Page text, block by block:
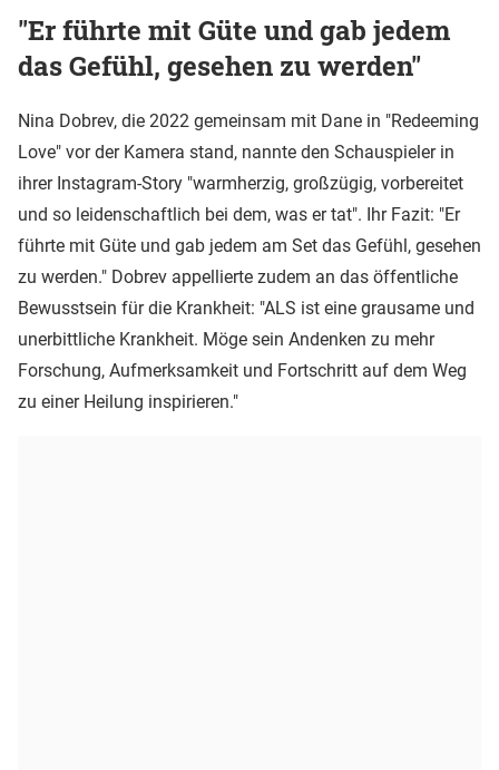
"Er führte mit Güte und gab jedem
das Gefühl, gesehen zu werden"
Nina Dobrev, die 2022 gemeinsam mit Dane in "Redeeming
Love" vor der Kamera stand, nannte den Schauspieler in
ihrer Instagram-Story "warmherzig, großzügig, vorbereitet
und so leidenschaftlich bei dem, was er tat". Ihr Fazit: "Er
führte mit Güte und gab jedem am Set das Gefühl, gesehen
zu werden." Dobrev appellierte zudem an das öffentliche
Bewusstsein für die Krankheit: "ALS ist eine grausame und
unerbittliche Krankheit. Möge sein Andenken zu mehr
Forschung, Aufmerksamkeit und Fortschritt auf dem Weg
zu einer Heilung inspirieren."